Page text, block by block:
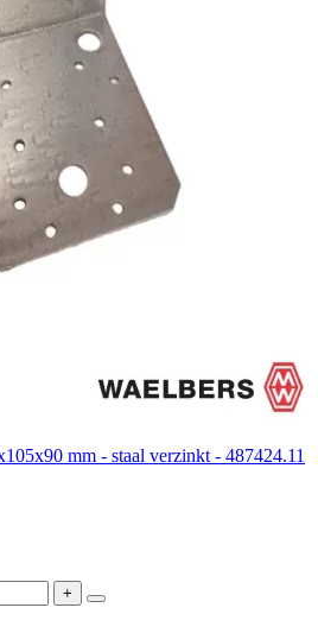
mm - staal verzinkt - 487424.11
+